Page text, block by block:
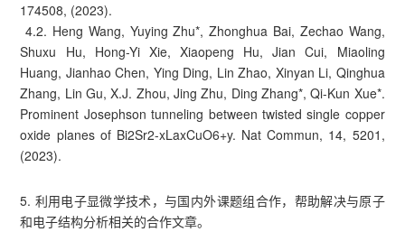
174508, (2023).
4.2. Heng Wang, Yuying Zhu*, Zhonghua Bai, Zechao Wang,
Shuxu Hu, Hong-Yi Xie, Xiaopeng Hu, Jian Cui, Miaoling
Huang, Jianhao Chen, Ying Ding, Lin Zhao, Xinyan Li, Qinghua
Zhang, Lin Gu, X.J. Zhou, Jing Zhu, Ding Zhang*, Qi-Kun Xue*.
Prominent Josephson tunneling between twisted single copper
oxide planes of Bi2Sr2-xLaxCuO6+y. Nat Commun, 14, 5201,
(2023).
5. 利用电子显微学技术，与国内外课题组合作，帮助解决与原子
和电子结构分析相关的合作文章。